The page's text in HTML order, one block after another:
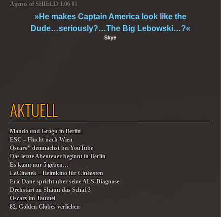
Agents of SHIELD 1.06 01
»He makes Captain America look like the
Dude…seriously?…The Big Lebowski…?«
Skye
AKTUELL
Mando und Grogu in Berlin
ESC – Flucht nach Wien
Oscars® demnächst bei YouTube
Das letzte Abenteuer beginnt in Berlin
Es kann nur 5 geben…
LaCinetek – Heimkino für Cinéasten
Eric Dane spricht über seine ALS-Diagnose
Drehstart zu Shaun das Schaf 3
Oscars im Taumel
82. Golden Globes verliehen